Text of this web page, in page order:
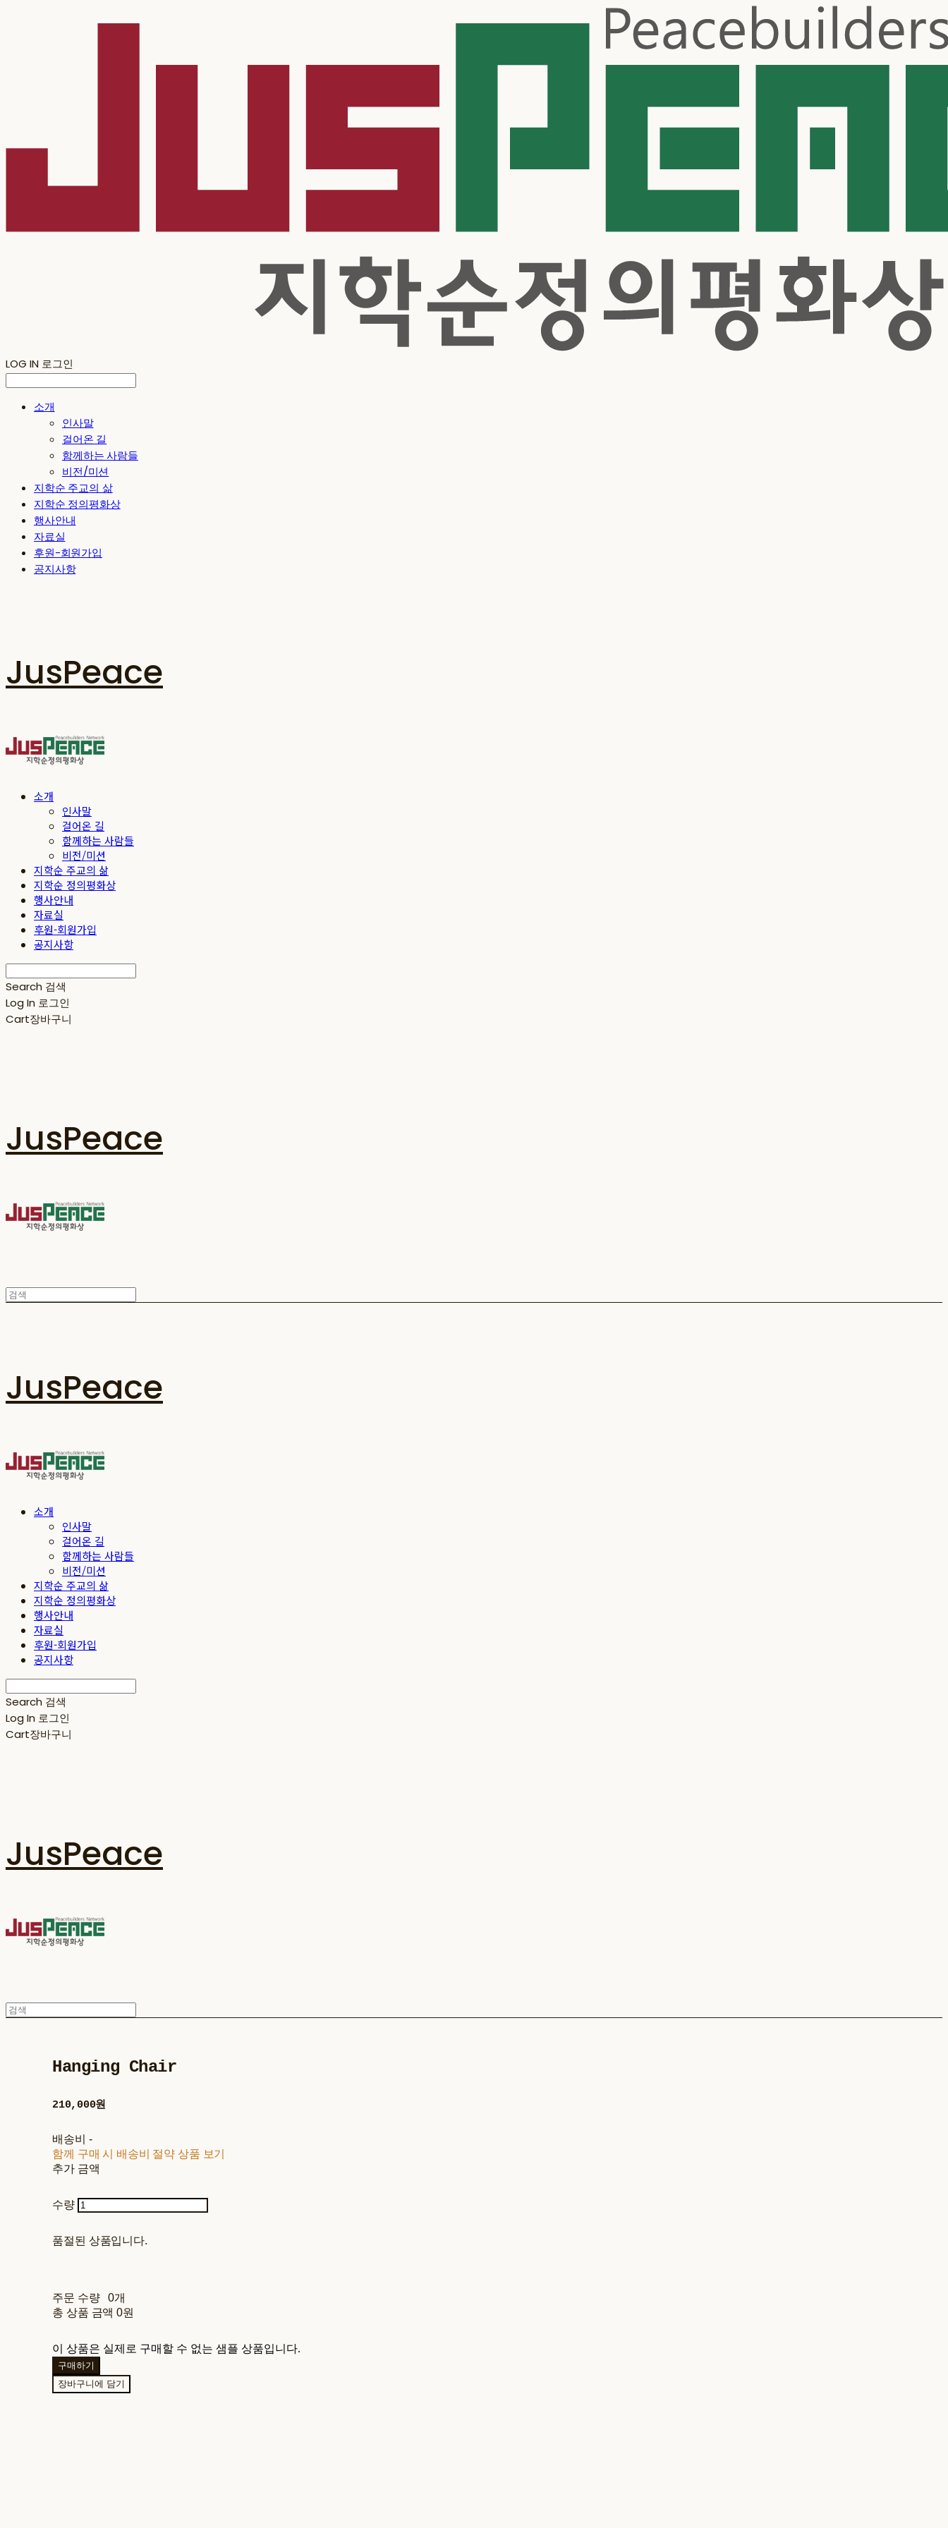
LOG IN 로그인
소개
인사말
걸어온 길
함께하는 사람들
비전/미션
지학순 주교의 삶
지학순 정의평화상
행사안내
자료실
후원-회원가입
공지사항
JusPeace
소개
인사말
걸어온 길
함께하는 사람들
비전/미션
지학순 주교의 삶
지학순 정의평화상
행사안내
자료실
후원-회원가입
공지사항
Search 검색
Log In 로그인
Cart장바구니
JusPeace
JusPeace
소개
인사말
걸어온 길
함께하는 사람들
비전/미션
지학순 주교의 삶
지학순 정의평화상
행사안내
자료실
후원-회원가입
공지사항
Search 검색
Log In 로그인
Cart장바구니
JusPeace
Hanging Chair
210,000원
배송비 -
함께 구매 시 배송비 절약 상품 보기
추가 금액
수량
품절된 상품입니다.
주문 수량
0개
총 상품 금액 0원
이 상품은 실제로 구매할 수 없는 샘플 상품입니다.
구매하기
장바구니에 담기